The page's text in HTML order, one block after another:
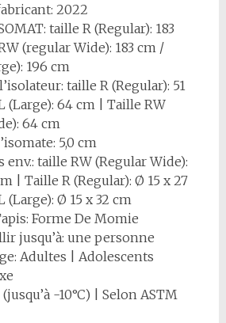
2022
taille R (Regular): 183
(regular Wide): 183 cm /
196 cm
taille R (Regular): 51
(Large): 64 cm | Taille RW
64 cm
5,0 cm
taille RW (Regular Wide):
| Taille R (Regular): Ø 15 x 27
(Large): Ø 15 x 32 cm
Forme De Momie
jusqu’à: une personne
Adultes | Adolescents
(jusqu’à -10°C) | Selon ASTM